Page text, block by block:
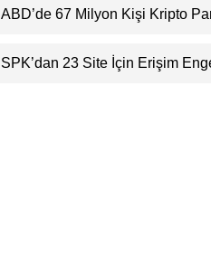
Beklentisini Bozabilir
ABD’de 67 Milyon Kişi Kripto
SPK’dan 23 Site İçin Erişim